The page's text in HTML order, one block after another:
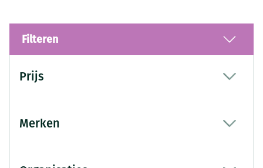
Filteren
Prijs
Merken